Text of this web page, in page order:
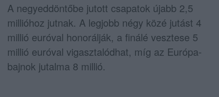
A negyeddöntőbe jutott csapatok újabb 2,5
millióhoz jutnak. A legjobb négy közé jutást 4
millió euróval honorálják, a finálé vesztese 5
millió euróval vigasztalódhat, míg az Európa-
bajnok jutalma 8 millió.